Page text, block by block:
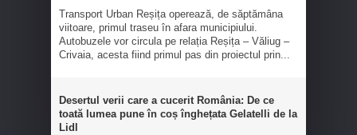
Transport Urban Reșița operează, de săptămâna
viitoare, primul traseu în afara municipiului.
Autobuzele vor circula pe relația Reșița – Văliug –
Crivaia, acesta fiind primul pas din proiectul prin...
Desertul verii care a cucerit România: De ce
toată lumea pune în coș înghețata Gelatelli de la
Lidl